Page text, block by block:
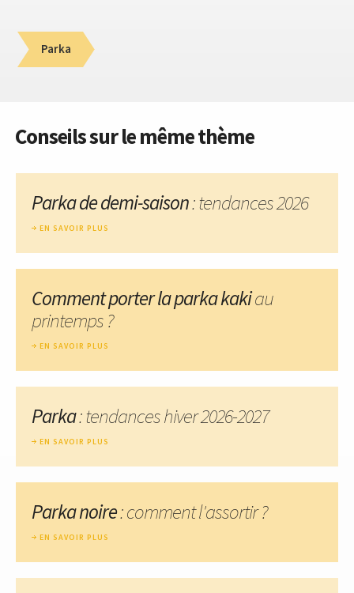
Parka
Conseils sur le même thème
Parka de demi-saison: tendances 2026
EN SAVOIR PLUS
Comment porter la parka kakiau
printemps ?
EN SAVOIR PLUS
Parka: tendances hiver 2026-2027
EN SAVOIR PLUS
Parka noire: comment l'assortir ?
EN SAVOIR PLUS